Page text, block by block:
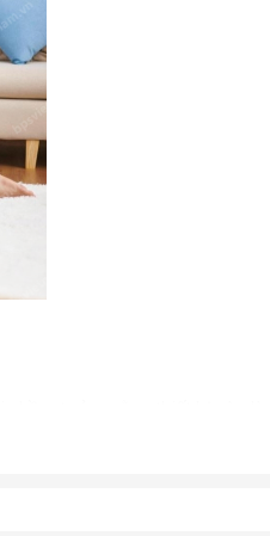
tưởng rằng thiết bị này là
gas, bảng điều khiển,... giống